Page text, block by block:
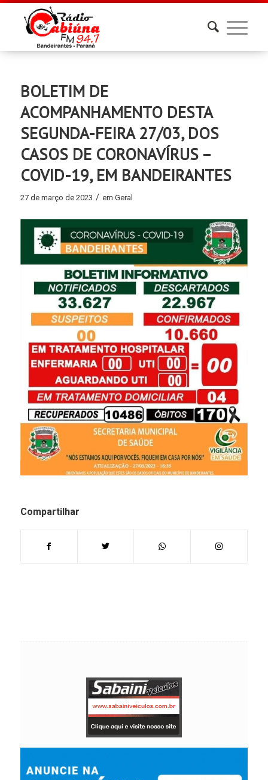
BOLETIM DE
ACOMPANHAMENTO DESTA
SEGUNDA-FEIRA 27/03, DOS
CASOS DE CORONAVÍRUS –
COVID-19, EM BANDEIRANTES
27 de março de 2023 / em Geral
Compartilhar